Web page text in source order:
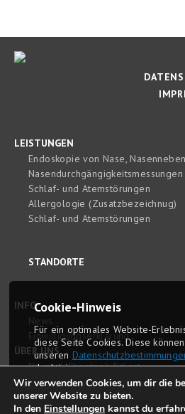
LEISTUNGEN
Endoskopie von Nase,
Schlaf- und Atemstörungen
Allergologie (Zusatzbezeichnug)
Schlaf- und Atemstörungen
STANDORTE
INFO
News
Einwilligungserklärung
ÜBER UNS
Dr. med. Christoph Eckert
Dr. med. Sophie Eckert
Delyana Tomova-Berlin
Philosophie und Anspruch
Wir verwenden Cookies, um dir die
unserer Website zu bieten.
In den Einstellungen kannst du
Cookie-Hinweis
Für ein optimales Website-
diese Seite Cookies. Diese
unseren
deaktivieren.
OK